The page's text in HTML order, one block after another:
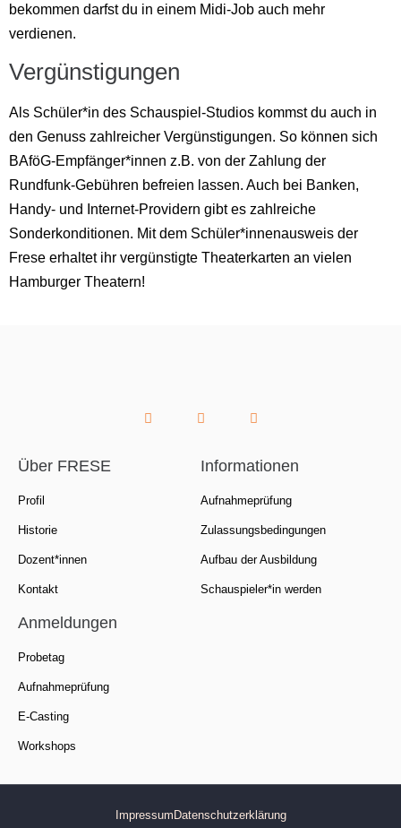
bekommen darfst du in einem Midi-Job auch mehr
verdienen.
Vergünstigungen
Als Schüler*in des Schauspiel-Studios kommst du auch in
den Genuss zahlreicher Vergünstigungen. So können sich
BAföG-Empfänger*innen z.B. von der Zahlung der
Rundfunk-Gebühren befreien lassen. Auch bei Banken,
Handy- und Internet-Providern gibt es zahlreiche
Sonderkonditionen. Mit dem Schüler*innenausweis der
Frese erhaltet ihr vergünstigte Theaterkarten an vielen
Hamburger Theatern!
Über FRESE
Profil
Historie
Dozent*innen
Kontakt
Informationen
Aufnahmeprüfung
Zulassungsbedingungen
Aufbau der Ausbildung
Schauspieler*in werden
Anmeldungen
Probetag
Aufnahmeprüfung
E-Casting
Workshops
ImpressumDatenschutzerklärung